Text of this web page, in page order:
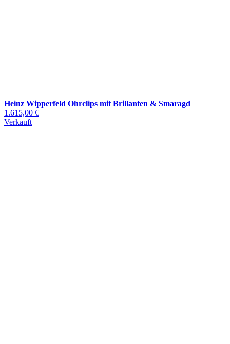
Heinz Wipperfeld Ohrclips mit Brillanten & Smaragd
1.615,00 €
Verkauft